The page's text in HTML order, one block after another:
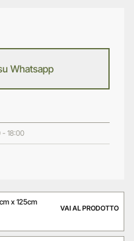
Whatsapp
- 18:00
x 125cm
VAI AL PRODOTTO